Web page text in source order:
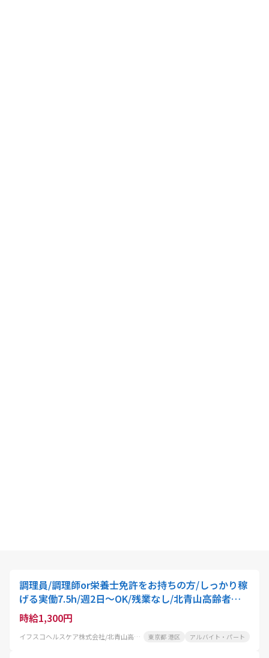
調理員/調理師or栄養士免許をお持ちの方/しっかり稼
げる実働7.5h/週2日～OK/残業なし/北青山高齢者在
宅サービスセンター
時給1,300円
イフスコヘルスケア株式会社/北青山高齢者在宅サービスセンター 東京都 港区 アルバイト・パート